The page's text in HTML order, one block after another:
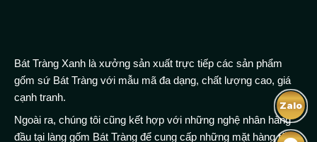
Zalo
Bát Tràng Xanh là xưởng sản xuất trực tiếp các sản phẩm
gốm sứ Bát Tràng với mẫu mã đa dạng, chất lượng cao, giá
cạnh tranh.
Ngoài ra, chúng tôi cũng kết hợp với những nghệ nhân hàng
đầu tại làng gốm Bát Tràng để cung cấp những mặt hàng tốt